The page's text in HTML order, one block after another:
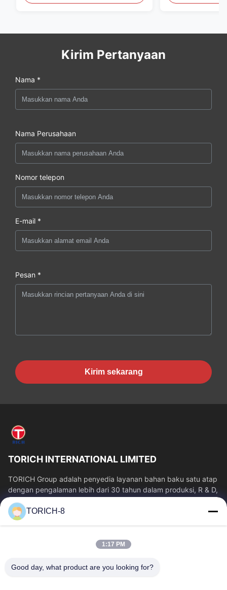
Kirim Pertanyaan
Nama *
Nama Perusahaan
Nomor telepon
E-mail *
Pesan *
Kirim sekarang
TORICH INTERNATIONAL LIMITED
TORICH Group adalah penyedia layanan bahan baku satu atap
dengan pengalaman lebih dari 30 tahun dalam produksi, R & D,
perdagangan, penyimpanan,...
Tautan Cepat
Tentang Kita
Wisata Pabrik
Kontrol Kualitas
TORICH-8
1:17 PM
Good day, what product are you looking for?